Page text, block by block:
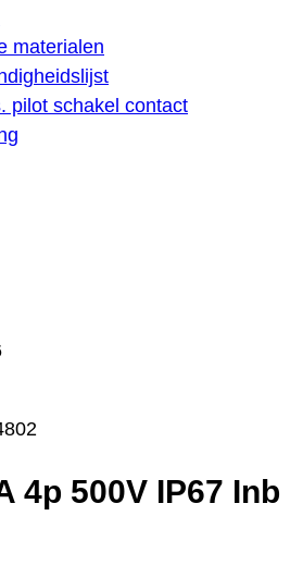
materialen
pilot schakel contact
4p 500V IP67 Inb